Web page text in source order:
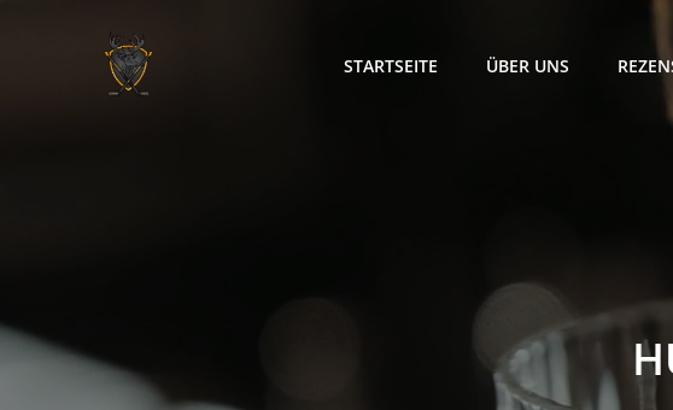
STARTSEITE ÜBER UNS